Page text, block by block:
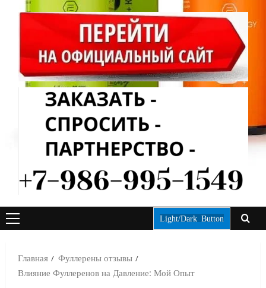
ОСНОВНОЕ
Light/Dark Button
Главная
Фуллерены отзывы
Влияние Фуллеренов на Давление: Мой Опыт